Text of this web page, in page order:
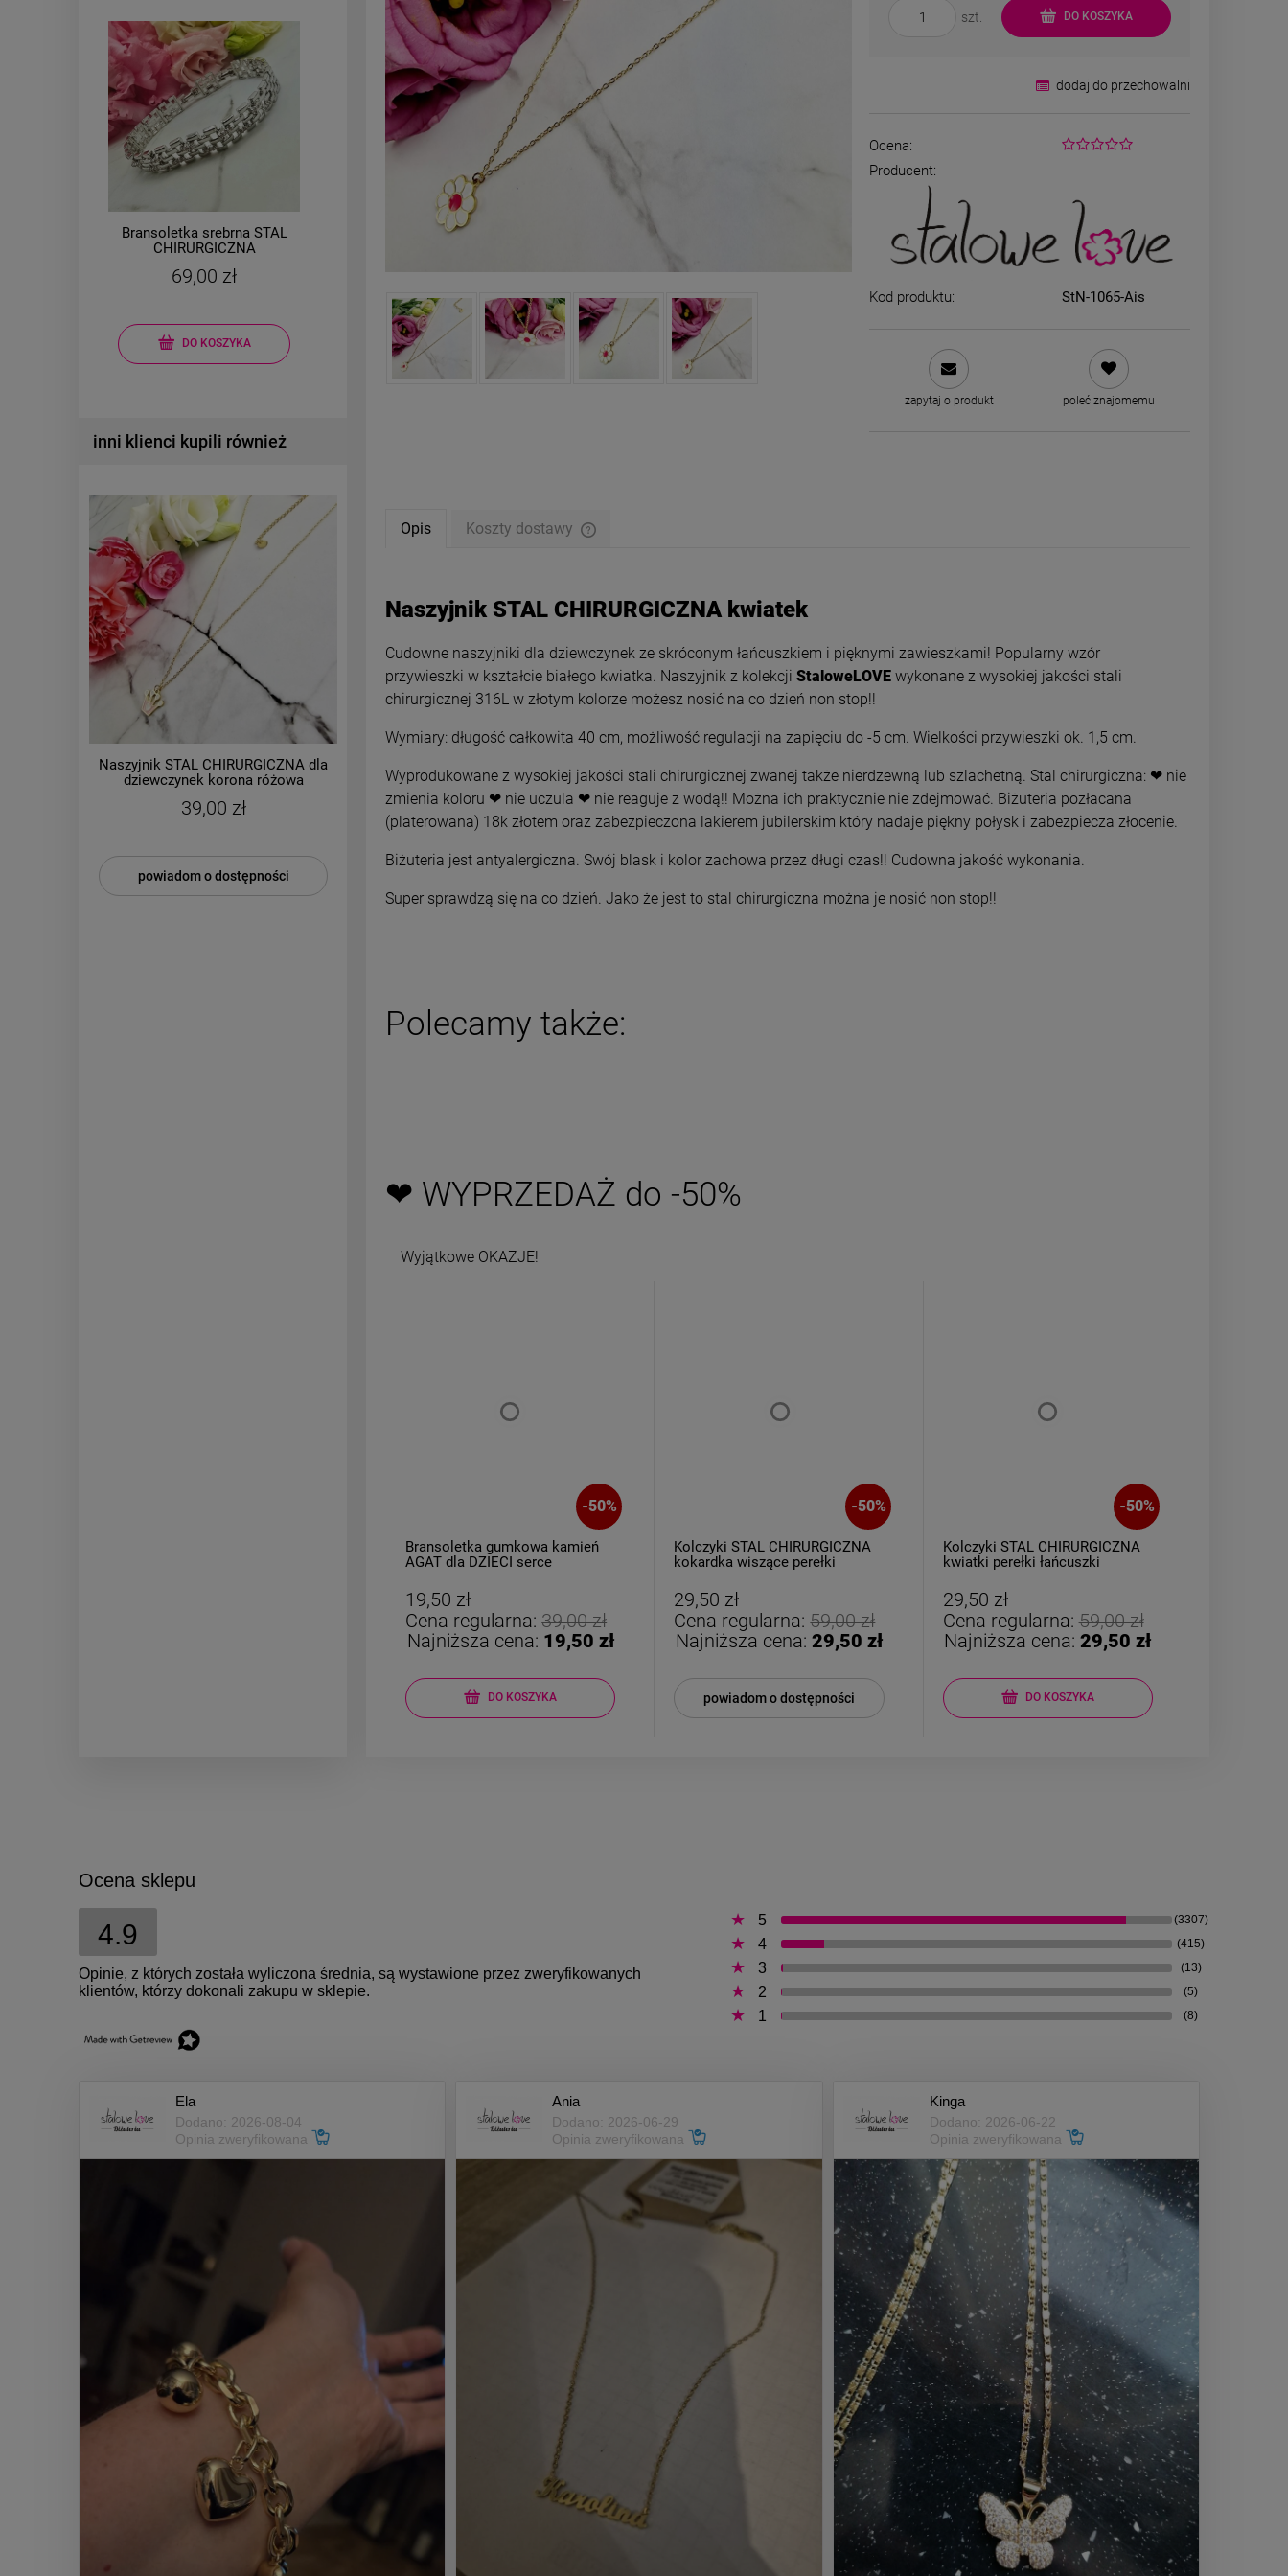
Bransoletka srebrna STAL
CHIRURGICZNA
cyrkonie
69,00 zł
DO KOSZYKA
Bransoletka srebrna STAL
DO KOSZYKA DO KOSZYKA
Bransoletka srebrna STAL
CHIRURGICZNA żmijka
szeroka lejąca
inni klienci kupili również
Naszyjnik STAL CHIRURGICZNA dla
dziewczynek korona różowa
39,00 zł
powiadom o dostępności
czarne kryształki medalion serce
49,00 zł
poczwórna gumkowa kryształki
srebrne serce
49,00 zł
dziewczynek kwiatek róż
39,00 zł
szt. DO KOSZYKA
dodaj do przechowalni
Ocena:
Producent:
Kod produktu: StN-1065-Ais
zapytaj o produkt poleć znajomemu
Opis Koszty dostawy
Naszyjnik STAL CHIRURGICZNA kwiatek
Cudowne naszyjniki dla dziewczynek ze skróconym łańcuszkiem i pięknymi zawieszkami! Popularny wzór
przywieszki w kształcie białego kwiatka. Naszyjnik z kolekcji StaloweLOVE wykonane z wysokiej jakości stali
chirurgicznej 316L w złotym kolorze możesz nosić na co dzień non stop!!
Wymiary: długość całkowita 40 cm, możliwość regulacji na zapięciu do -5 cm. Wielkości przywieszki ok. 1,5 cm.
Wyprodukowane z wysokiej jakości stali chirurgicznej zwanej także nierdzewną lub szlachetną. Stal chirurgiczna: ❤ nie
zmienia koloru ❤ nie uczula ❤ nie reaguje z wodą!! Można ich praktycznie nie zdejmować. Biżuteria pozłacana
(platerowana) 18k złotem oraz zabezpieczona lakierem jubilerskim który nadaje piękny połysk i zabezpiecza złocenie.
Biżuteria jest antyalergiczna. Swój blask i kolor zachowa przez długi czas!! Cudowna jakość wykonania.
Super sprawdzą się na co dzień. Jako że jest to stal chirurgiczna można je nosić non stop!!
Polecamy także:
❤ WYPRZEDAŻ do -50%
Wyjątkowe OKAZJE!
-50%
Bransoletka gumkowa kamień
AGAT dla DZIECI serce
19,50 zł
Cena regularna:39,00 zł
Najniższa cena: 19,50 zł
DO KOSZYKA
-50%
Kolczyki STAL CHIRURGICZNA
kokardka wiszące perełki
29,50 zł
Cena regularna:59,00 zł
Najniższa cena: 29,50 zł
powiadom o dostępności
-50%
Kolczyki STAL CHIRURGICZNA
kwiatki perełki łańcuszki
29,50 zł
Cena regularna:59,00 zł
Najniższa cena:29,50 zł
DO KOSZYKA
Ocena sklepu
4.9
Opinie, z których została wyliczona średnia, są wystawione przez zweryfikowanych
klientów, którzy dokonali zakupu w sklepie.
5 (3307)
4 (415)
3 (13)
2 (5)
1 (8)
Ela
Dodano: 2026-08-04
Opinia zweryfikowana
Ania
Dodano: 2026-06-29
Opinia zweryfikowana
Kinga
Dodano: 2026-06-22
Opinia zweryfikowana